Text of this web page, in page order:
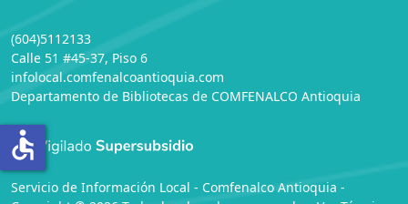
(604)5112133
Calle 51 #45-37, Piso 6
infolocal.comfenalcoantioquia.com
Departamento de Bibliotecas de COMFENALCO Antioquia
Servicio de Información Local - Comfenalco Antioquia -
accessible